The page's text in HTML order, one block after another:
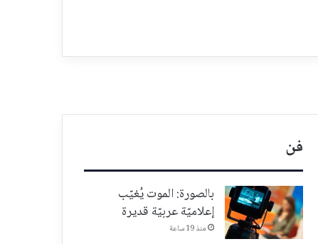
فن
بالصورة: الموت يُغيّب
إعلاميّة عربيّة قديرة
منذ 19 ساعة